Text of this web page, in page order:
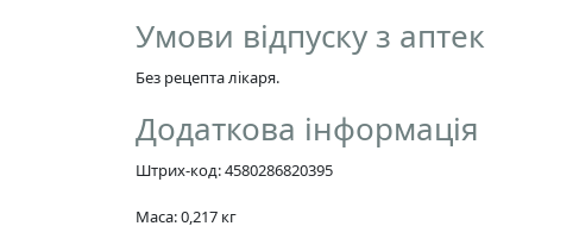
Умови відпуску з аптек
Без рецепта лікаря.
Додаткова інформація
Штрих-код: 4580286820395
Маса: 0,217 кг